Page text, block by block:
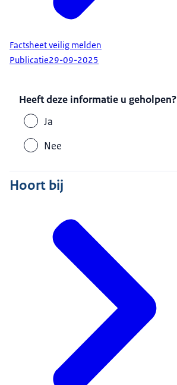
Factsheet veilig melden
Publicatie29-09-2025
Heeft deze informatie u geholpen?
Ja
Nee
Hoort bij